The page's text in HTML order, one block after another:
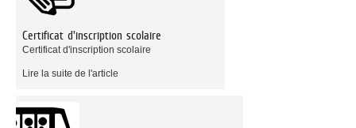
Certificat d'inscription scolaire
Certificat d'inscription scolaire
Lire la suite de l'article